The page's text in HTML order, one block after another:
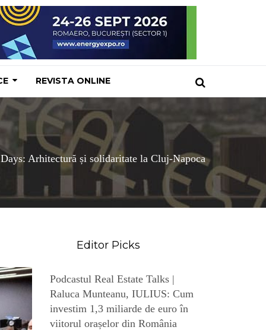
REVISTA ONLINE
Arhitectură și solidaritate la Cluj-Napoca
Editor Picks
Podcastul Real Estate Talks |
Raluca Munteanu, IULIUS: Cum
investim 1,3 miliarde de euro în
viitorul orașelor din România